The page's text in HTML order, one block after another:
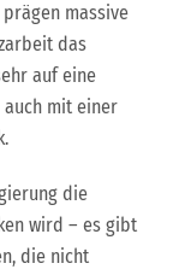
massive
das
auf eine
mit einer
die
wird – es gibt
die nicht